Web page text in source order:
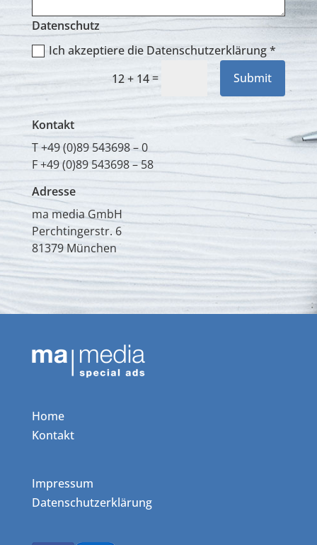
Datenschutz
Ich akzeptiere die Datenschutzerklärung *
12 + 14= Submit
Kontakt
T +49 (0)89 543698 – 0
F +49 (0)89 543698 – 58
Adresse
ma media GmbH
Perchtingerstr. 6
81379 München
Home
Kontakt
Impressum
Datenschutzerklärung